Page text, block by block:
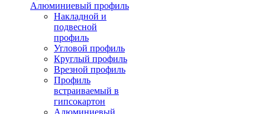
Алюминиевый профиль
Накладной и
подвесной
профиль
Угловой профиль
Круглый профиль
Врезной профиль
Профиль
встраиваемый в
гипсокартон
Алюминиевый